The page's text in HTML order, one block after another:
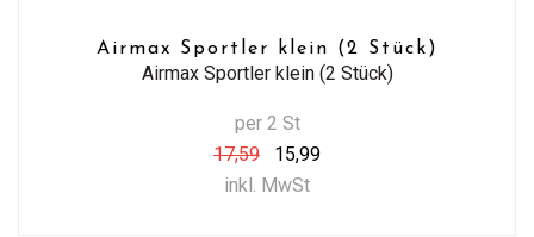
Airmax Sportler klein (2 Stück)
Airmax Sportler klein (2 Stück)
per 2 St
17,59
15,99
inkl. MwSt